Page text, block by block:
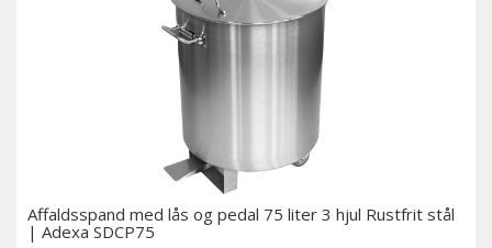
Affaldsspand med lås og pedal 75 liter 3 hjul Rustfrit stål
| Adexa SDCP75